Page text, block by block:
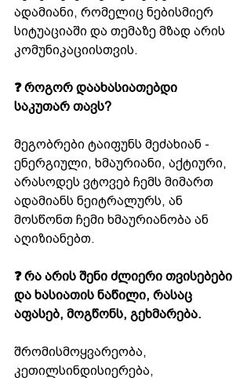
ადამიანი, რომელიც ნებისმიერ
სიტუაციაში და თემაზე მზად არის
კომუნიკაციისთვის.
❓ როგორ დაახასიათებდი
საკუთარ თავს?
მეგობრები ტაიფუნს მეძახიან -
ენერგიული, ხმაურიანი, აქტიური,
არასოდეს ვტოვებ ჩემს მიმართ
ადამიანს ნეიტრალურს, ან
მოსწონთ ჩემი ხმაურიანობა ან
აღიზიანებთ.
❓ რა არის შენი ძლიერი თვისებები
და ხასიათის ნაწილი, რასაც
აფასებ, მოგწონს, გეხმარება.
შრომისმოყვარეობა,
კეთილსინდისიერება,